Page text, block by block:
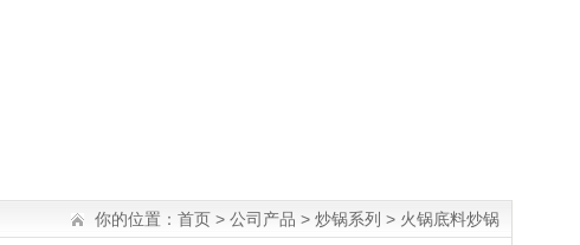
你的位置： 首页 > 公司产品 > 炒锅系列 > 火锅底料炒锅